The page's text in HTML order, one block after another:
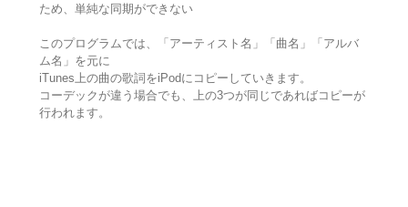
ため、単純な同期ができない
このプログラムでは、「アーティスト名」「曲名」「アルバ
ム名」を元に
iTunes上の曲の歌詞をiPodにコピーしていきます。
コーデックが違う場合でも、上の3つが同じであればコピーが
行われます。